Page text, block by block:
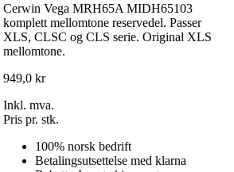
Cerwin Vega MRH65A MIDH65103
komplett mellomtone reservedel. Passer
XLS, CLSC og CLS serie. Original XLS
mellomtone.
949,0 kr
Inkl. mva.
Pris pr. stk.
100% norsk bedrift
Betalingsutsettelse med klarna